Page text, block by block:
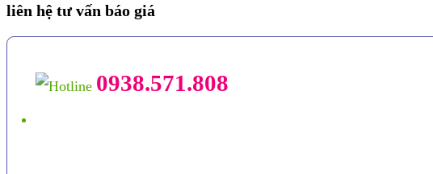
liên hệ tư vấn báo giá
0938.571.808